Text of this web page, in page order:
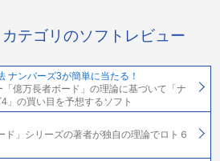
カテゴリのソフトレビュー
ナンバーズ3が簡単に当たる！
億万長者ボード」の理論に基づいて「ナ
」の買い目を予想するソフト
ド」シリーズの著者が独自の理論でロト６